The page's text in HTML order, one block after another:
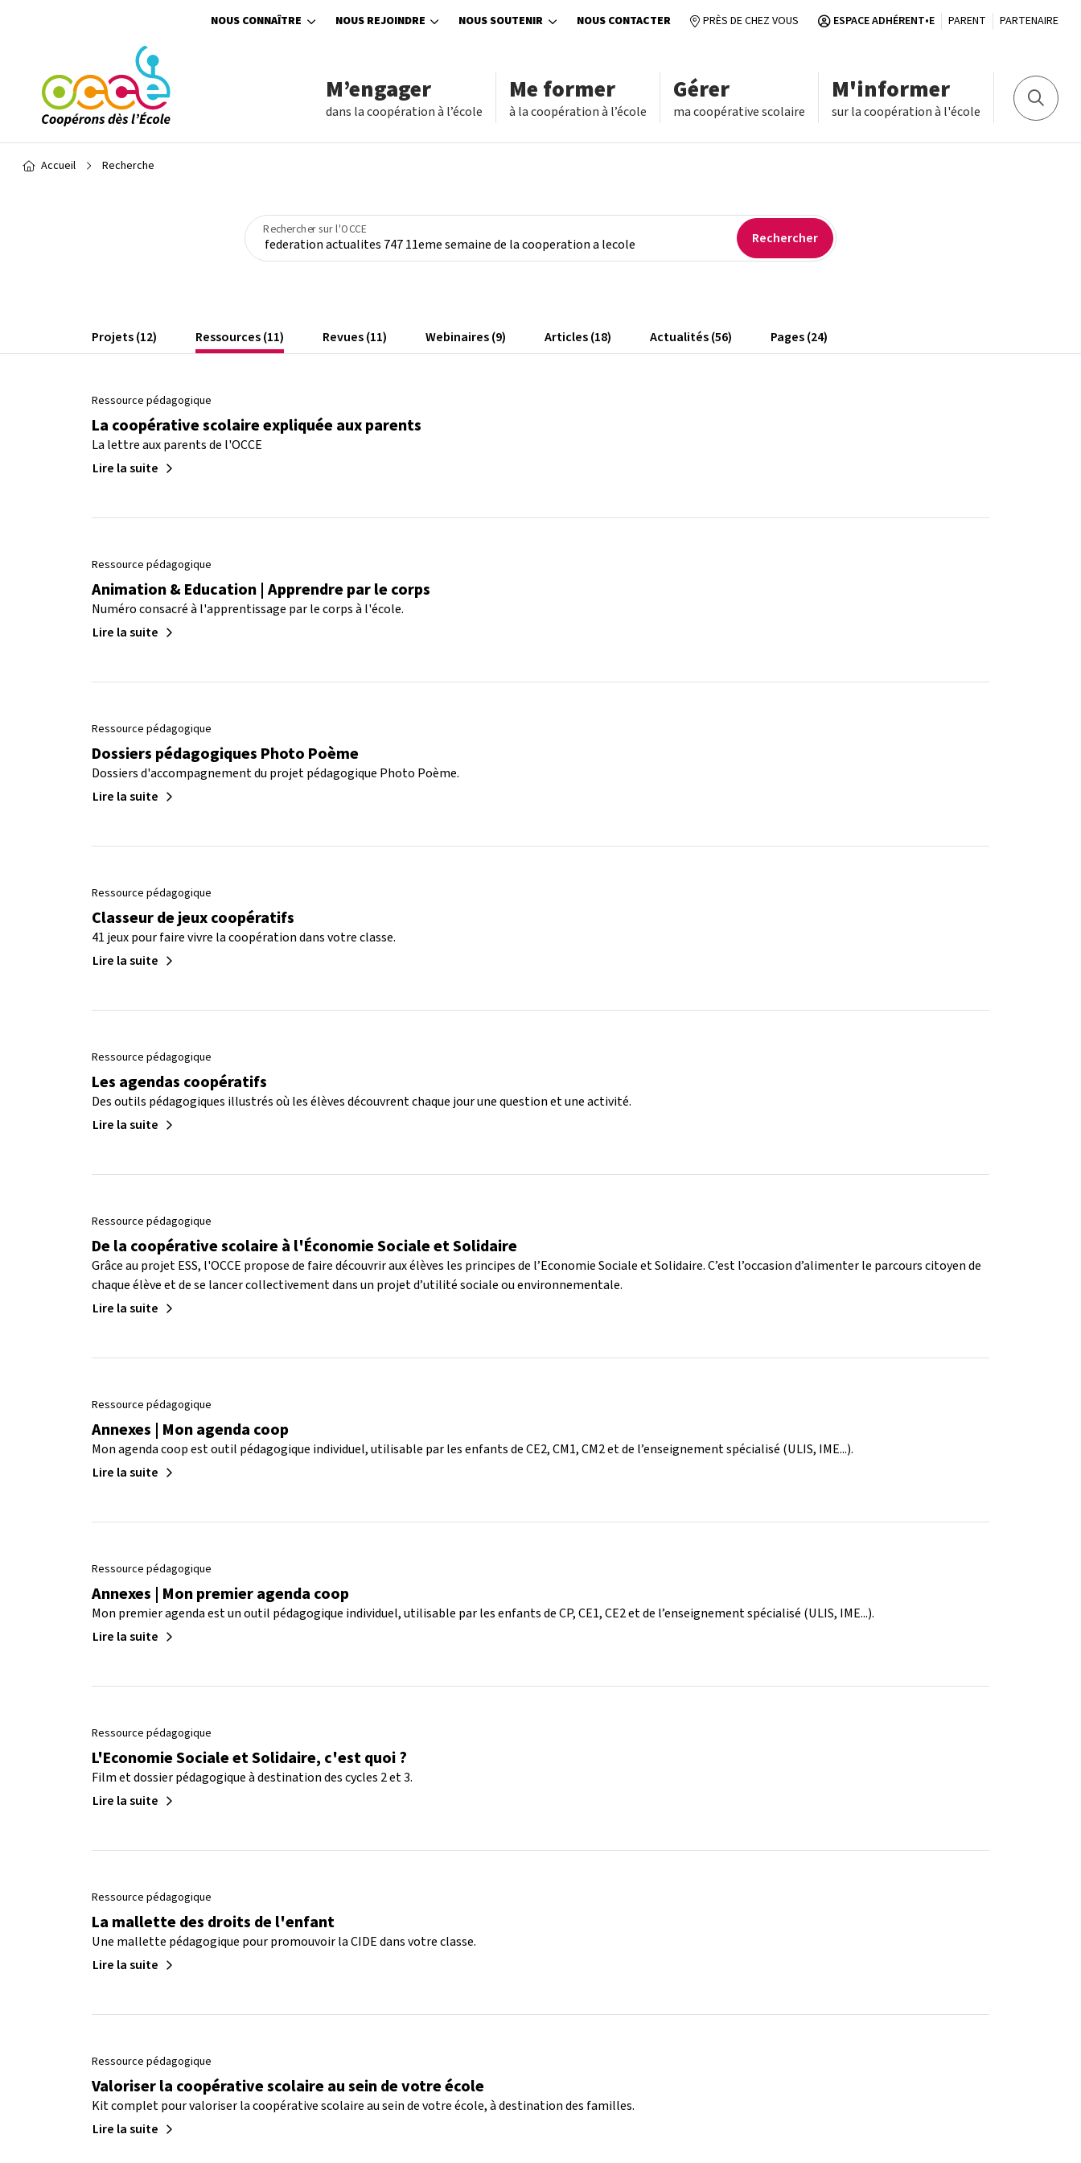
NOUS CONNAÎTRE NOUS REJOINDRE NOUS SOUTENIR NOUS CONTACTER PRÈS DE CHEZ VOUS ESPACE ADHÉRENT•E PARENT PARTENAIRE
M’engager
dans la coopération à l’école
Me former
à la coopération à l’école
Gérer
ma coopérative scolaire
M'informer
sur la coopération à l'école
Fil d'Ariane
Accueil Recherche
Rechercher sur l'OCCE
Projets (12) Ressources (11) Revues (11) Webinaires (9) Articles (18) Actualités (56) Pages (24)
Ressource pédagogique
La coopérative scolaire expliquée aux parents
La lettre aux parents de l'OCCE
Lire la suite
Ressource pédagogique
Animation & Education | Apprendre par le corps
Numéro consacré à l'apprentissage par le corps à l'école.
Lire la suite
Ressource pédagogique
Dossiers pédagogiques Photo Poème
Dossiers d'accompagnement du projet pédagogique Photo Poème.
Lire la suite
Ressource pédagogique
Classeur de jeux coopératifs
41 jeux pour faire vivre la coopération dans votre classe.
Lire la suite
Ressource pédagogique
Les agendas coopératifs
Des outils pédagogiques illustrés où les élèves découvrent chaque jour une question et une activité.
Lire la suite
Ressource pédagogique
De la coopérative scolaire à l'Économie Sociale et Solidaire
Grâce au projet ESS, l'OCCE propose de faire découvrir aux élèves les principes de l’Economie Sociale et Solidaire. C’est l’occasion d’alimenter le parcours citoyen de
chaque élève et de se lancer collectivement dans un projet d’utilité sociale ou environnementale.
Lire la suite
Ressource pédagogique
Annexes | Mon agenda coop
Mon agenda coop est outil pédagogique individuel, utilisable par les enfants de CE2, CM1, CM2 et de l’enseignement spécialisé (ULIS, IME...).
Lire la suite
Ressource pédagogique
Annexes | Mon premier agenda coop
Mon premier agenda est un outil pédagogique individuel, utilisable par les enfants de CP, CE1, CE2 et de l’enseignement spécialisé (ULIS, IME...).
Lire la suite
Ressource pédagogique
L'Economie Sociale et Solidaire, c'est quoi ?
Film et dossier pédagogique à destination des cycles 2 et 3.
Lire la suite
Ressource pédagogique
La mallette des droits de l'enfant
Une mallette pédagogique pour promouvoir la CIDE dans votre classe.
Lire la suite
Ressource pédagogique
Valoriser la coopérative scolaire au sein de votre école
Kit complet pour valoriser la coopérative scolaire au sein de votre école, à destination des familles.
Lire la suite